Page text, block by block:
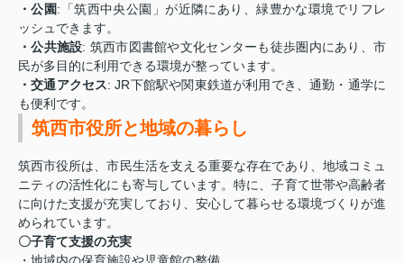
・公園:「筑西中央公園」が近隣にあり、緑豊かな環境でリフレ
ッシュできます。
・公共施設: 筑西市図書館や文化センターも徒歩圏内にあり、市
民が多目的に利用できる環境が整っています。
・交通アクセス: JR下館駅や関東鉄道が利用でき、通勤・通学に
も便利です。
筑西市役所と地域の暮らし
筑西市役所は、市民生活を支える重要な存在であり、地域コミュ
ニティの活性化にも寄与しています。特に、子育て世帯や高齢者
に向けた支援が充実しており、安心して暮らせる環境づくりが進
められています。
〇子育て支援の充実
・地域内の保育施設や児童館の整備